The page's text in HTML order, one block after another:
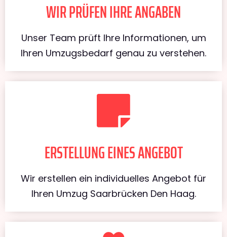
WIR PRÜFEN IHRE ANGABEN
Unser Team prüft Ihre Informationen, um
Ihren Umzugsbedarf genau zu verstehen.
ERSTELLUNG EINES ANGEBOT
Wir erstellen ein individuelles Angebot für
Ihren Umzug Saarbrücken Den Haag.